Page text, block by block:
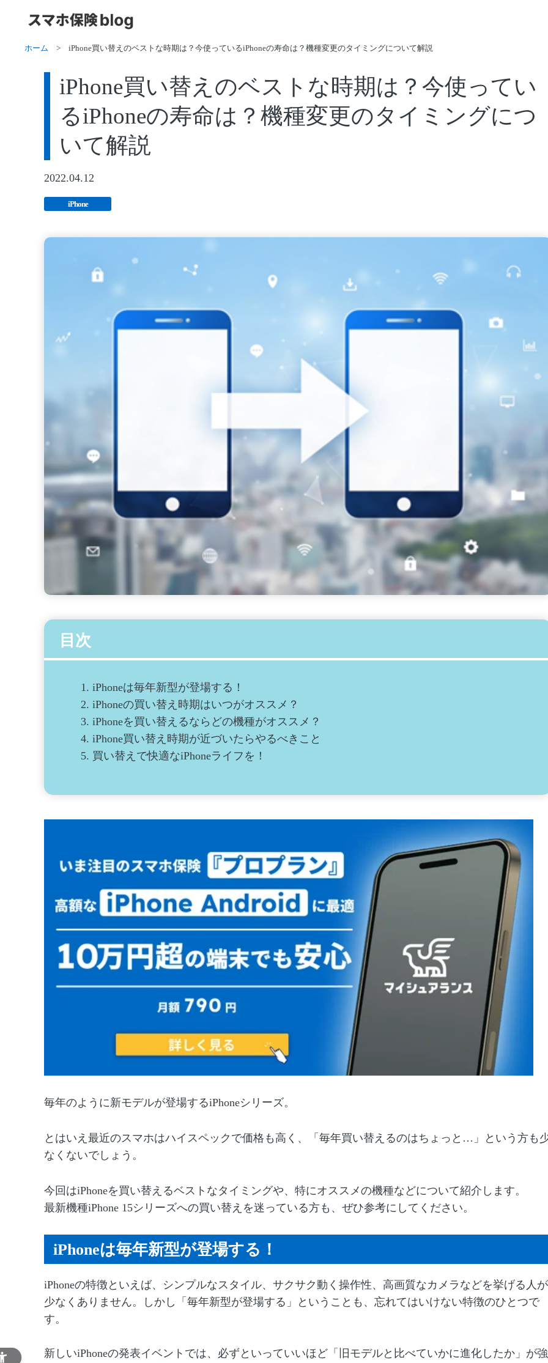
ホーム >iPhone買い替えのベストな時期は？今使っているiPhoneの寿命は？機種変更のタイミングについて解説
iPhone買い替えのベストな時期は？今使ってい
るiPhoneの寿命は？機種変更のタイミングにつ
いて解説
2022.04.12
iPhone
目次
1. iPhoneは毎年新型が登場する！
2. iPhoneの買い替え時期はいつがオススメ？
3. iPhoneを買い替えるならどの機種がオススメ？
4. iPhone買い替え時期が近づいたらやるべきこと
5. 買い替えで快適なiPhoneライフを！
毎年のように新モデルが登場するiPhoneシリーズ。
とはいえ最近のスマホはハイスペックで価格も高く、「毎年買い替えるのはちょっと…」という方も
なくないでしょう。
今回はiPhoneを買い替えるベストなタイミングや、特にオススメの機種などについて紹介します。
最新機種iPhone 15シリーズへの買い替えを迷っている方も、ぜひ参考にしてください。
iPhoneは毎年新型が登場する！
iPhoneの特徴といえば、シンプルなスタイル、サクサク動く操作性、高画質なカメラなどを挙げる人が
少なくありません。しかし「毎年新型が登場する」ということも、忘れてはいけない特徴のひとつで
す。
新しいiPhoneの発表イベントでは、必ずといっていいほど「旧モデルと比べていかに進化したか」が強